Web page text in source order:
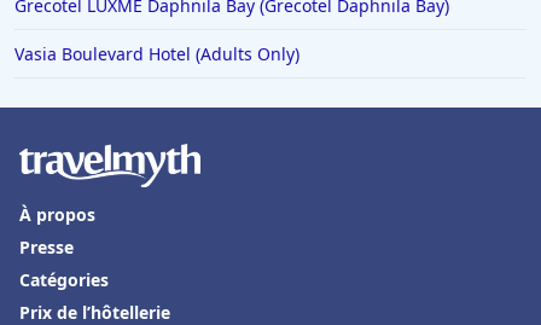
Grecotel LUXME Daphnila Bay (Grecotel Daphnila Bay)
Vasia Boulevard Hotel (Adults Only)
À propos
Presse
Catégories
Prix de l’hôtellerie